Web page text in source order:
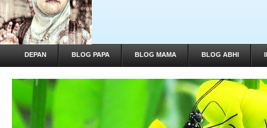
DEPAN BLOG PAPA BLOG MAMA BLOG ABHI